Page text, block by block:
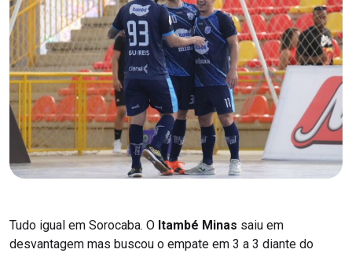
Tudo igual em Sorocaba. O Itambé Minas saiu em
desvantagem mas buscou o empate em 3 a 3 diante do